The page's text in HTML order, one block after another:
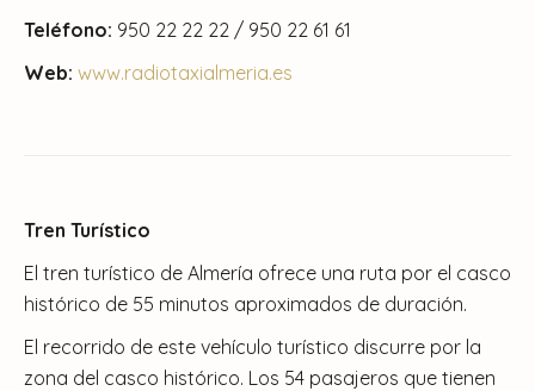
Teléfono: 950 22 22 22 / 950 22 61 61
Web: www.radiotaxialmeria.es
Tren Turístico
El tren turístico de Almería ofrece una ruta por el casco
histórico de 55 minutos aproximados de duración.
El recorrido de este vehículo turístico discurre por la
zona del casco histórico. Los 54 pasajeros que tienen